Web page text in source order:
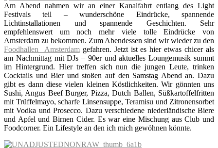
Am Abend nahmen wir an einer Kanalfahrt entlang des Light
Festivals teil – wunderschöne Eindrücke, spannende
Lichtinstallationen und spannende Geschichten. Sehr
empfehlenswert um noch mehr viele tolle Eindrücke von
Amsterdam zu bekommen. Zum Abendessen sind wir wieder zu den
Foodhallen Amsterdamgefahren. Jetzt ist es hier etwas chicer als
am Nachmittag mit DJs – 90er und aktuelles Loungemusik summt
im Hintergrund. Hier treffen sich nun die jungen Leute, trinken
Cocktails und Bier und stoßen auf den Samstag Abend an. Dazu
gibt es dann diese vielen kleinen Köstlichkeiten. Wir gönnten uns
Sushi, Angus Beef Burger, Pizza, Dutch Ballen, Süßkartoffelfritten
mit Trüffelmayo, scharfe Linsensuppe, Teramisu und Zitronensorbet
mit Vodka und Prosecco. Dazu verschiedene niederländische Biere
und Apfel und Birnen Cider. Es war eine Mischung aus Club und
Foodcorner. Ein Lifestyle an den ich mich gewöhnen könnte.